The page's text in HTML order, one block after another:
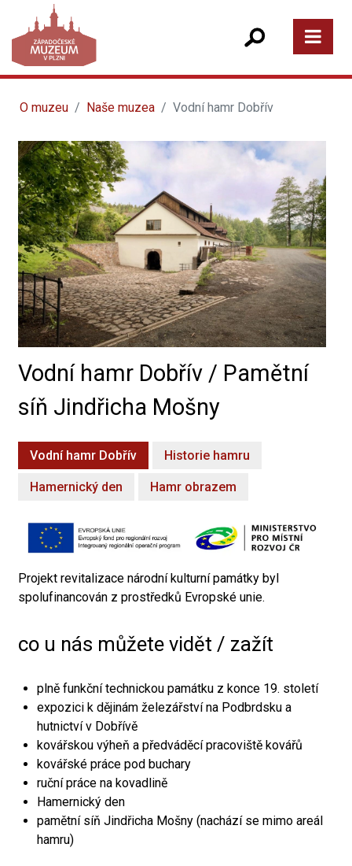
O muzeu Naše muzea Vodní hamr Dobřív
Vodní hamr Dobřív / Pamětní
síň Jindřicha Mošny
Vodní hamr Dobřív Historie hamru
Hamernický den Hamr obrazem
Projekt revitalizace národní kulturní památky byl
spolufinancován z prostředků Evropské unie.
co u nás můžete vidět / zažít
plně funkční technickou památku z konce 19. století
expozici k dějinám železářství na Podbrdsku a
hutnictví v Dobřívě
kovářskou výheň a předváděcí pracoviště kovářů
kovářské práce pod buchary
ruční práce na kovadlině
Hamernický den
pamětní síň Jindřicha Mošny (nachází se mimo areál
hamru)